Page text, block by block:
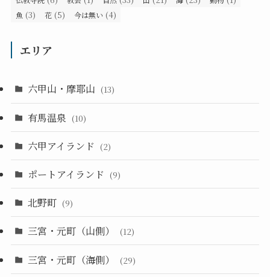
魚 (3) 花 (5) 今は無い (4)
エリア
六甲山・摩耶山 (13)
有馬温泉 (10)
六甲アイランド (2)
ポートアイランド (9)
北野町 (9)
三宮・元町（山側） (12)
三宮・元町（海側） (29)